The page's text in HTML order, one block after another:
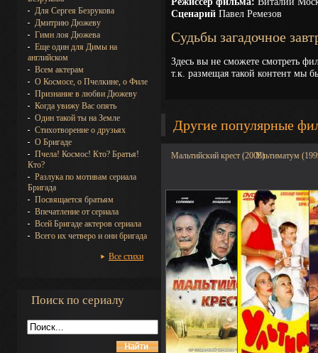
Для Сергея Безрукова
Дмитрию Дюжеву
Гимн лоя Дюжева
Еще один для Димы на
английском
Всем актерам
О Космосе, о Пчелкине, о Филе
Признание в любви Дюжеву
Когда увижу Вас опять
Один такой ты на Земле
Стихотворение о друзьях
О Бригаде
Пчела! Космос! Кто? Братья!
Кто?
Разлука по мотивам сериала
Бригада
Посвящается братьям
Впечатление от сериала
Всей Бригаде актеров сериала
Всего их четверо и они бригада
Все стихи
Поиск по сериалу
Сценарий Павел Ремезов
Судьбы загадочное
Здесь вы не сможете смотреть
т.к. размещая такой контент мы
Другие популярные
Мальтийский крест (2008)Ультиматум